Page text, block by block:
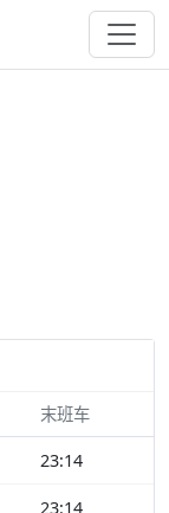
末班车
23:14
23:14